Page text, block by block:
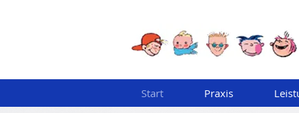
Start Praxis